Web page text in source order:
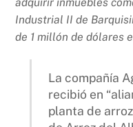
Industrial II de
de 1 millón de dólares
La compañía
recibió en
planta de